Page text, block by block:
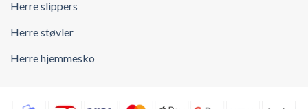
Herre slippers
Herre støvler
Herre hjemmesko